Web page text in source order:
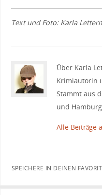
Text und Foto: Karla
Über Karla
Krimiautorin
Stammt aus
und
Alle Beiträge
SPEICHERE IN DEINEN